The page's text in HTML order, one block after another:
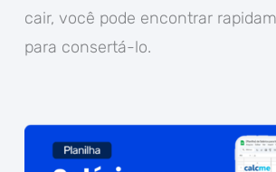
cair, você pode encontrar
para consertá-lo.